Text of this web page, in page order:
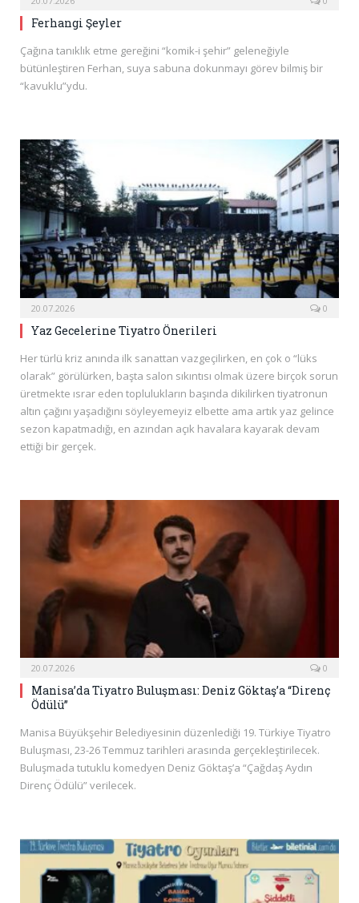
Ferhangi Şeyler
Çağına tanıklık etme gereğini “komik-i şehir” geleneğiyle
bütünleştiren Ferhan, suya sabuna dokunmayı görev bilmiş bir
“kavuklu”ydu.
20.07.2026 0
Yaz Gecelerine Tiyatro Önerileri
Her türlü kriz anında ilk sanattan vazgeçilirken, en çok o “lüks
olarak” görülürken, başta salon sıkıntısı olmak üzere birçok sorun
üretmekte ısrar eden toplulukların başında dikilirken tiyatronun
altın çağını yaşadığını söyleyemeyiz elbette ama artık yaz gelince
sezon kapatmadığı, en azından açık havalara kayarak devam
ettiği bir gerçek.
20.07.2026 0
Manisa’da Tiyatro Buluşması: Deniz Göktaş’a “Direnç
Ödülü”
Manisa Büyükşehir Belediyesinin düzenlediği 19. Türkiye Tiyatro
Buluşması, 23-26 Temmuz tarihleri arasında gerçekleştirilecek.
Buluşmada tutuklu komedyen Deniz Göktaş’a “Çağdaş Aydın
Direnç Ödülü” verilecek.